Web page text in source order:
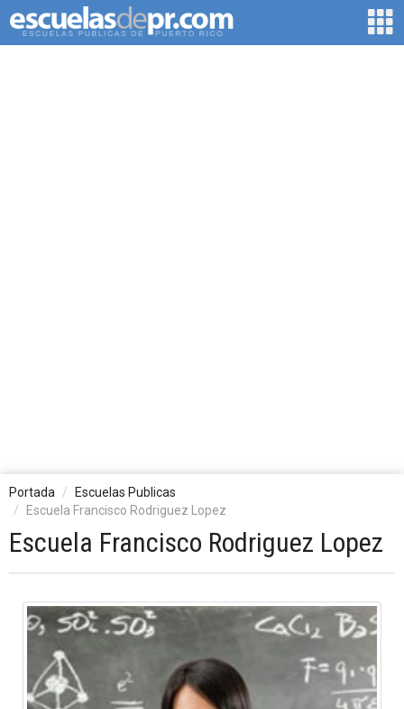
Portada
Escuelas Publicas
Escuela Francisco Rodriguez Lopez
Escuela Francisco Rodriguez Lopez